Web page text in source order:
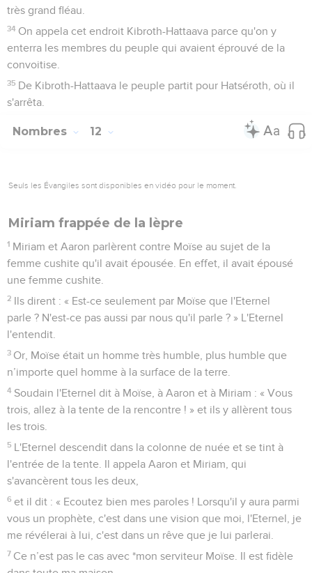
très grand fléau.
34 On appela cet endroit Kibroth-Hattaava parce qu'on y
enterra les membres du peuple qui avaient éprouvé de la
convoitise.
35 De Kibroth-Hattaava le peuple partit pour Hatséroth, où il
s'arrêta.
Nombres 12
Seuls les Évangiles sont disponibles en vidéo pour le moment.
Miriam frappée de la lèpre
1 Miriam et Aaron parlèrent contre Moïse au sujet de la
femme cushite qu'il avait épousée. En effet, il avait épousé
une femme cushite.
2 Ils dirent : « Est-ce seulement par Moïse que l'Eternel
parle ? N'est-ce pas aussi par nous qu'il parle ? » L'Eternel
l'entendit.
3 Or, Moïse était un homme très humble, plus humble que
n’importe quel homme à la surface de la terre.
4 Soudain l'Eternel dit à Moïse, à Aaron et à Miriam : « Vous
trois, allez à la tente de la rencontre ! » et ils y allèrent tous
les trois.
5 L'Eternel descendit dans la colonne de nuée et se tint à
l'entrée de la tente. Il appela Aaron et Miriam, qui
s'avancèrent tous les deux,
6 et il dit : « Ecoutez bien mes paroles ! Lorsqu'il y aura parmi
vous un prophète, c'est dans une vision que moi, l'Eternel, je
me révélerai à lui, c'est dans un rêve que je lui parlerai.
7 Ce n’est pas le cas avec *mon serviteur Moïse. Il est fidèle